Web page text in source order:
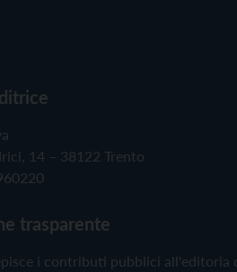
14 – 38122 Trento
trasparente
i contributi pubblici all'editoria